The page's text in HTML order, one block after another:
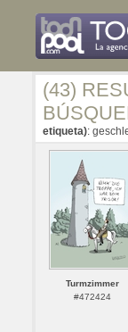
(43)
etiqueta):
Turmzimmer
#472424